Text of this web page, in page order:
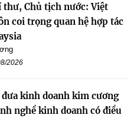
thư, Chủ tịch nước: Việt
coi trọng quan hệ hợp tác
2026
kinh doanh kim cương
nghề kinh doanh có điều